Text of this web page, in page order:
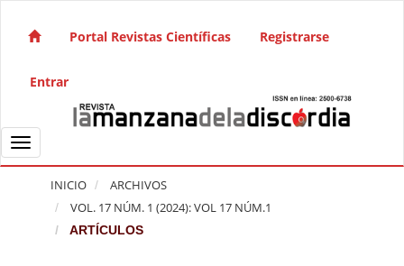
Navegación principal
Barra lateral
Portal Revistas Científicas Registrarse
Entrar
Toggle navigation
INICIO
ARCHIVOS
VOL. 17 NÚM. 1 (2024): VOL 17 NÚM.1
ARTÍCULOS